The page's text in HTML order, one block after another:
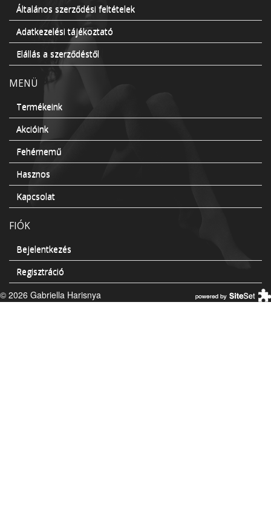
Általános szerződési feltételek
Adatkezelési tájékoztató
Elállás a szerződéstől
MENÜ
Termékeink
Akcióink
Fehérnemű
Hasznos
Kapcsolat
FIÓK
Bejelentkezés
Regisztráció
© 2026 Gabriella Harisnya